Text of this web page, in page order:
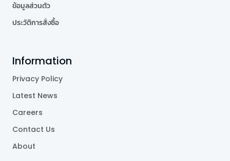
ข้อมูลส่วนตัว
ประวัติการสั่งซื้อ
Information
Privacy Policy
Latest News
Careers
Contact Us
About